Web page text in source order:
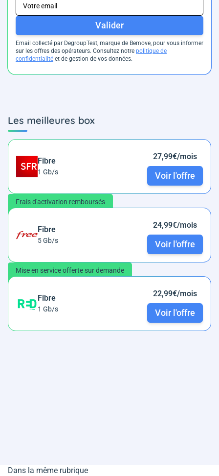
Valider
Email collecté par DegroupTest, marque de Bemove, pour vous informer
sur les offres des opérateurs. Consultez notre politique de
confidentialité et de gestion de vos données.
Les meilleures box
Fibre
1 Gb/s
27,99€/mois
Voir l'offre
Frais d'activation remboursés
Fibre
5 Gb/s
24,99€/mois
Voir l'offre
Mise en service offerte sur demande
Fibre
1 Gb/s
22,99€/mois
Voir l'offre
Dans la même rubrique